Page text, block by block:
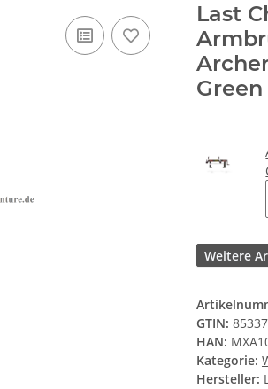
Last
Weitere
GTIN:
HAN:
Kategorie:
Hersteller: